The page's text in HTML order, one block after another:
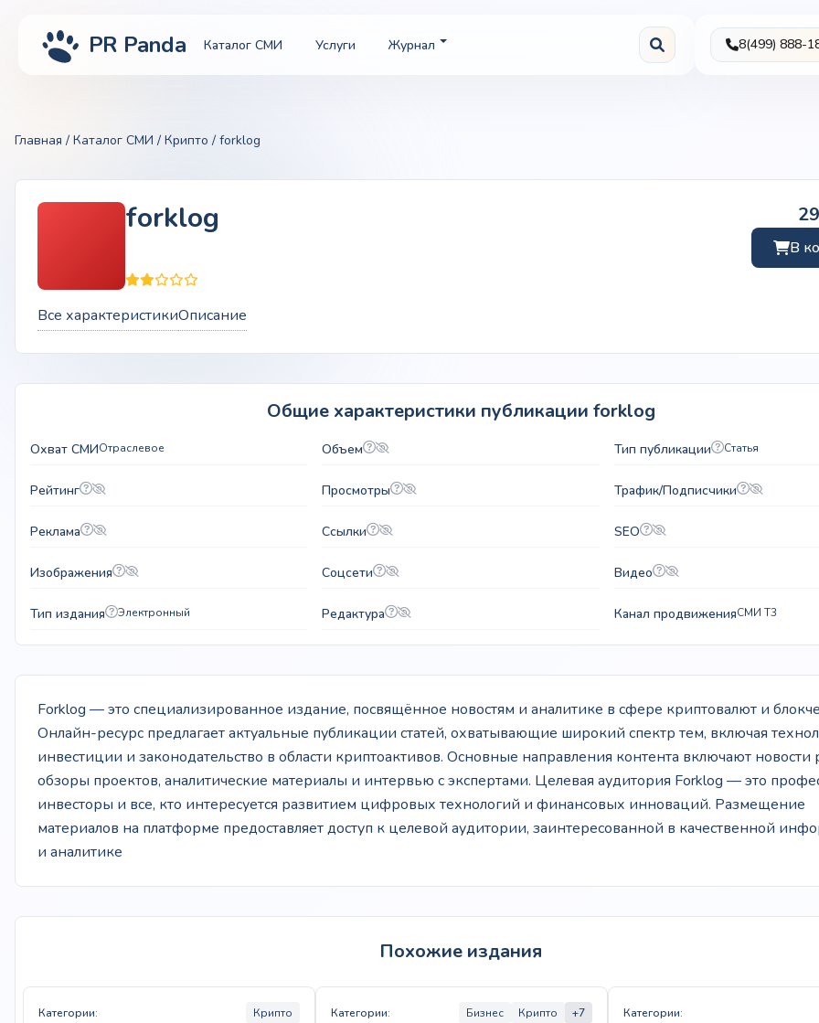
PR Panda Каталог СМИ Услуги Журнал 8(499) 888-
Главная / Каталог СМИ / Крипто / forklog
forklog
В
Все характеристикиОписание
Общие характеристики публикации forklog
Охват СМИОтраслевое Объем Тип публикации Статья
Рейтинг Просмотры Трафик/Подписчики
Реклама Ссылки SEO
Изображения Соцсети Видео
Тип издания Электронный Редактура Канал продвиженияСМИ T3
Forklog — это специализированное издание, посвящённое новостям и аналитике в сфере криптовалют и
Онлайн-ресурс предлагает актуальные публикации статей, охватывающие широкий спектр тем, включая
инвестиции и законодательство в области криптоактивов. Основные направления контента включают новости
обзоры проектов, аналитические материалы и интервью с экспертами. Целевая аудитория Forklog — это
инвесторы и все, кто интересуется развитием цифровых технологий и финансовых инноваций. Размещение
материалов на платформе предоставляет доступ к целевой аудитории, заинтересованной в качественной
и аналитике
Похожие издания
Категории: Крипто Категории: Бизнес Крипто
+7
Категории: